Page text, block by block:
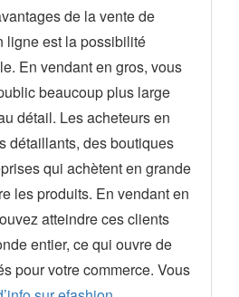
de la vente de
ligne est la possibilité
En vendant en gros, vous
beaucoup plus large
détail. Les acheteurs en
détaillants, des boutiques
qui achètent en grande
les produits. En vendant en
atteindre ces clients
entier, ce qui ouvre de
pour votre commerce. Vous